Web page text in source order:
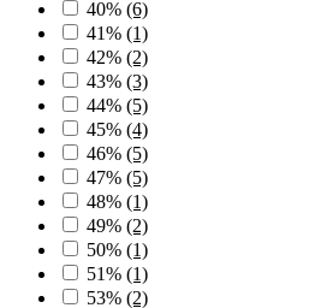
40% (6)
41% (1)
42% (2)
43% (3)
44% (5)
45% (4)
46% (5)
47% (5)
48% (1)
49% (2)
50% (1)
51% (1)
53% (2)